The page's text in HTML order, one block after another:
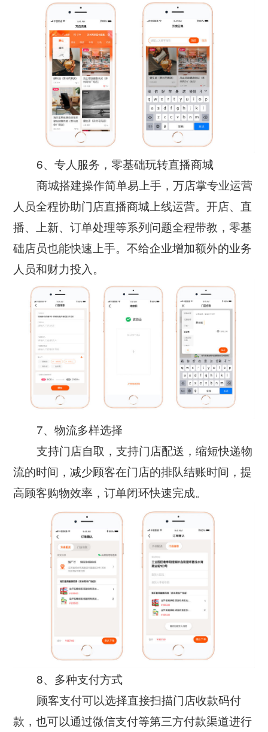
6、专人服务，零基础玩转直播商城
商城搭建操作简单易上手，万店掌专业运营
人员全程协助门店直播商城上线运营。开店、直
播、上新、订单处理等系列问题全程带教，零基
础店员也能快速上手。不给企业增加额外的业务
人员和财力投入。
7、物流多样选择
支持门店自取，支持门店配送，缩短快递物
流的时间，减少顾客在门店的排队结账时间，提
高顾客购物效率，订单闭环快速完成。
8、多种支付方式
顾客支付可以选择直接扫描门店收款码付
款，也可以通过微信支付等第三方付款渠道进行